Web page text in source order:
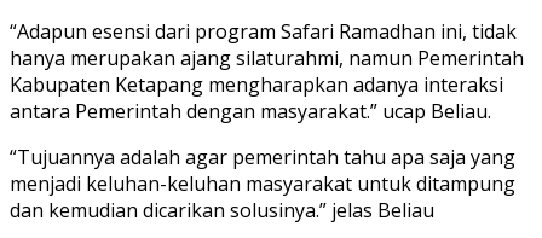
“Adapun esensi dari program Safari Ramadhan ini, tidak
hanya merupakan ajang silaturahmi, namun Pemerintah
Kabupaten Ketapang mengharapkan adanya interaksi
antara Pemerintah dengan masyarakat.” ucap Beliau.
“Tujuannya adalah agar pemerintah tahu apa saja yang
menjadi keluhan-keluhan masyarakat untuk ditampung
dan kemudian dicarikan solusinya.” jelas Beliau